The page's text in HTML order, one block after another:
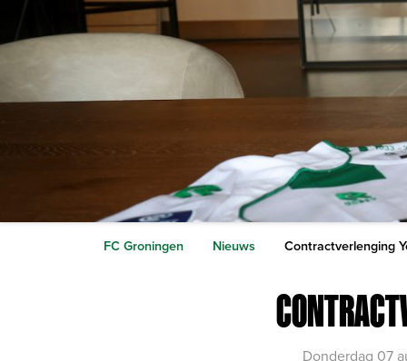
FC Groningen Nieuws Contractverlenging
Donderdag 07